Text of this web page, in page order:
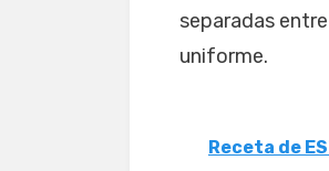
separadas
uniforme.
Receta de